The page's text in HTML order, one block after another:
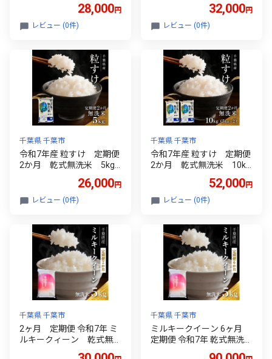
28,000円
レビュー (0件)
備蓄 非常食 保存食 国産 キ
ャンプ 千葉県 千葉市[№53
32,000円
レビュー (0件)
千葉県 千葉市
令和7年産 粒すけ 定期便
2か月 乾式無洗米 5kg
26,000円
レビュー (0件)
千葉県 千葉市
令和7年産 粒すけ 定期便
2か月 乾式無洗米 10kg
52,000円
レビュー (0件)
千葉県 千葉市
2ヶ月 定期便 令和7年 ミ
ルキークィーン 乾式無洗
千葉県 千葉市
ミルキークイーン 6ヶ月
定期便 令和7年 乾式無洗